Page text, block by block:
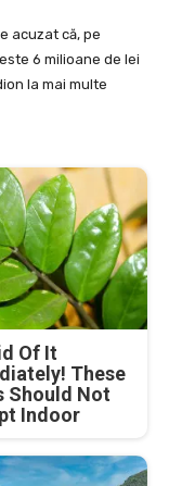
acuzat că, pe
6 milioane de lei
la mai multe
Of It
These
Should Not
Indoor